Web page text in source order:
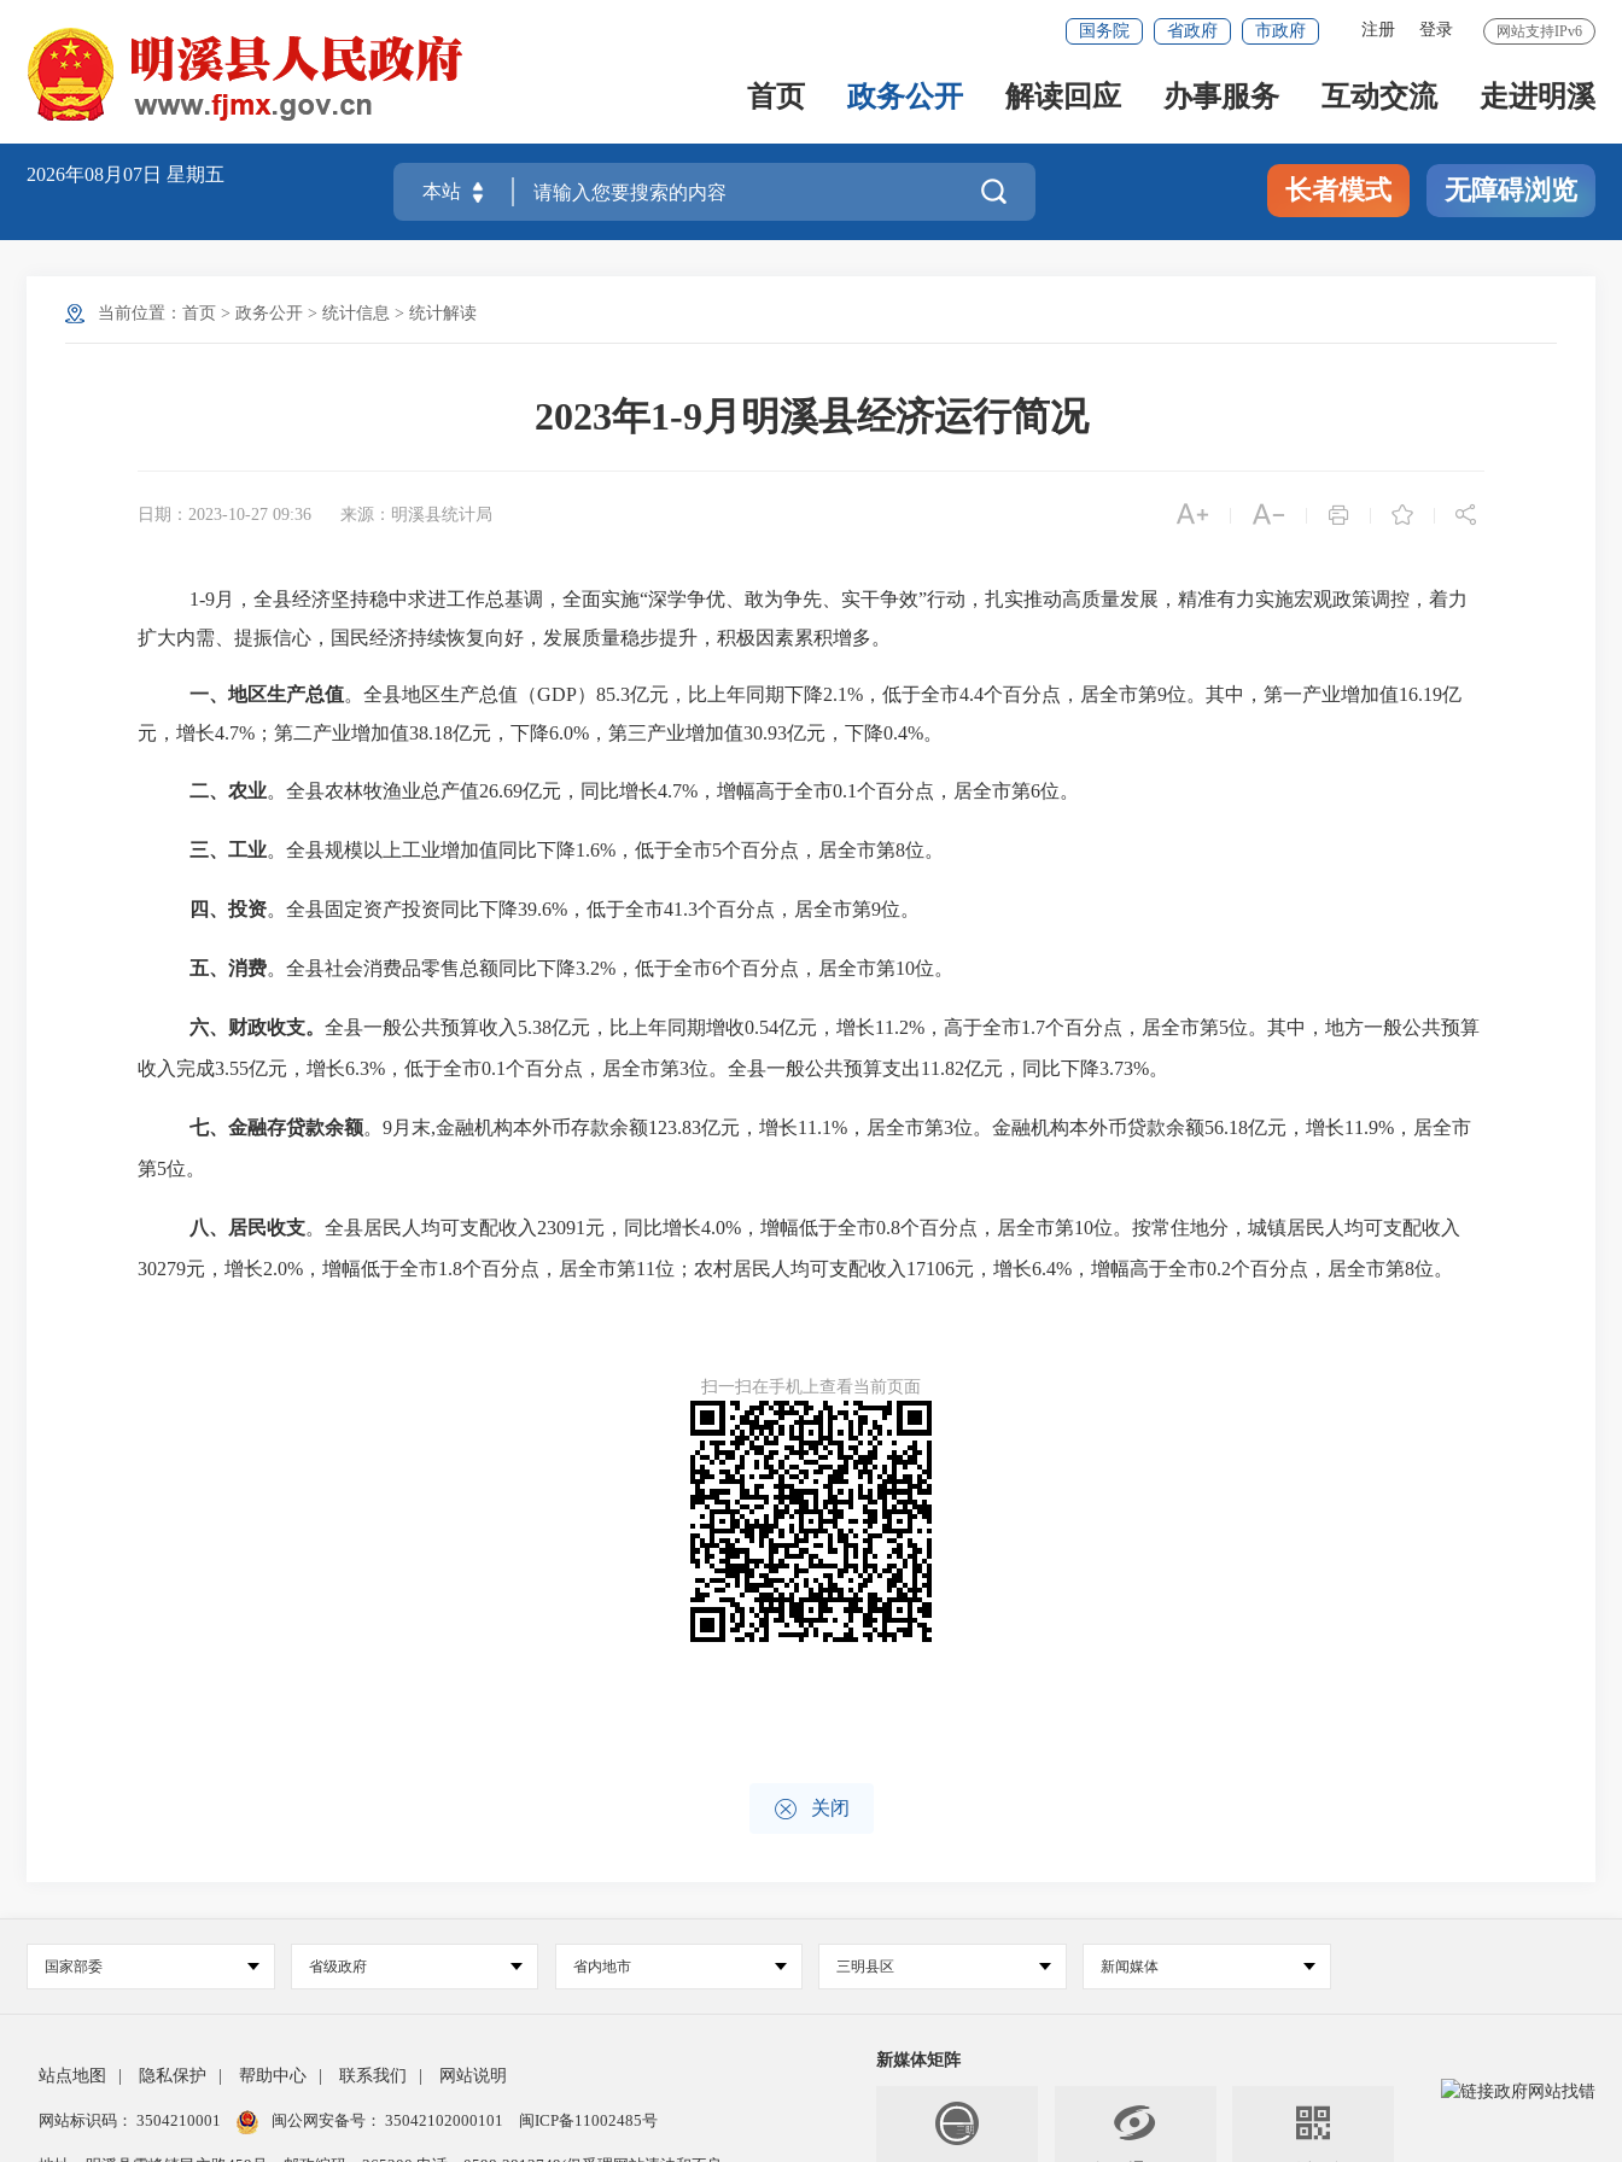
网站支持IPv6
注册 登录
国务院 省政府 市政府
首页 政务公开 解读回应 办事服务 互动交流 走进明溪
2026年08月07日 星期五
 长者模式 无障碍浏览
当前位置： 首页 > 政务公开 > 统计信息 > 统计解读
2023年1-9月明溪县经济运行简况
日期：2023-10-27 09:36 来源：明溪县统计局     
1-9月，全县经济坚持稳中求进工作总基调，全面实施“深学争优、敢为争先、实干争效”行动，扎实推动高质量发展，精准有力实施宏观政策调控，着力
扩大内需、提振信心，国民经济持续恢复向好，发展质量稳步提升，积极因素累积增多。
一、地区生产总值。全县地区生产总值（GDP）85.3亿元，比上年同期下降2.1%，低于全市4.4个百分点，居全市第9位。其中，第一产业增加值16.19亿
元，增长4.7%；第二产业增加值38.18亿元，下降6.0%，第三产业增加值30.93亿元，下降0.4%。
二、 农业。全县农林牧渔业总产值26.69亿元，同比增长4.7%，增幅高于全市0.1个百分点，居全市第6位。
三、 工业。全县规模以上工业增加值同比下降1.6%，低于全市5个百分点，居全市第8位。
四、投资。全县固定资产投资同比下降39.6%，低于全市41.3个百分点，居全市第9位。
五、 消费。 全县社会消费品零售总额同比下降3.2%，低于全市6个百分点，居全市第10位。
六、 财政收支。 全县一般公共预算收入 5.38亿元，比上年同期增收0.54亿元，增长11.2%，高于全市1.7个百分点，居全市第5位。其中，地方一般公共预算
收入完成3.55亿元，增长6.3%，低于全市0.1个百分点，居全市第3位。全县一般公共预算支出11.82亿元，同比下降3.73%。
七、金融存贷款余额。 9月末,金融机构本外币存款余额123.83亿元，增长11.1%，居全市第3位。金融机构本外币贷款余额56.18亿元，增长11.9%，居全市
第5位。
八、 居民收支。 全县居民人均可支配收入 23091元，同比增长4.0%，增幅低于全市0.8个百分点，居全市第10位。按常住地分，城镇居民人均可支配收入
30279元，增长2.0%，增幅低于全市1.8个百分点，居全市第11位；农村居民人均可支配收入17106元，增长6.4%，增幅高于全市0.2个百分点，居全市第8位。
扫一扫在手机上查看当前页面
 关闭
国家部委 省级政府 省内地市 三明县区 新闻媒体
站点地图 隐私保护 帮助中心 联系我们 网站说明
网站标识码： 3504210001 闽公网安备号： 35042102000101 闽ICP备11002485号
新媒体矩阵
 